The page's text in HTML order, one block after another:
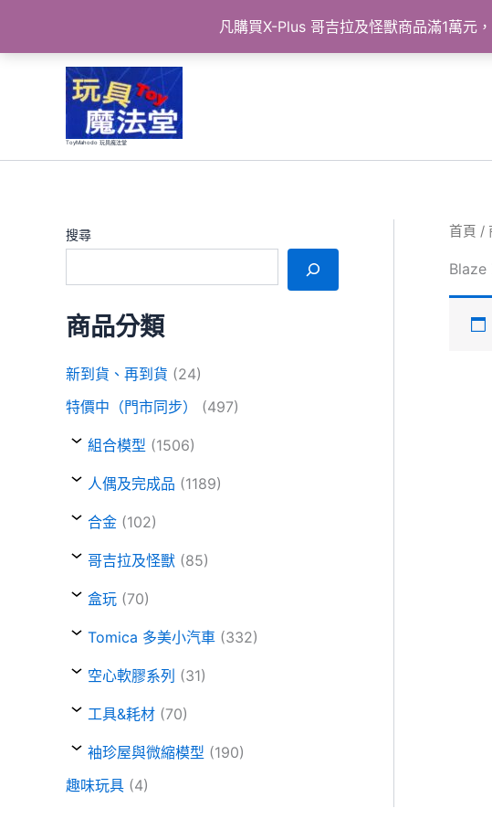
凡購買X-Plus 哥吉拉及怪獸商品滿1萬元
內
ToyMahodo 玩具魔法堂
搜尋
商品分類
新到貨、再到貨 (24)
特價中（門市同步）
(497)
組合模型 (1506)
人偶及完成品 (1189)
合金 (102)
哥吉拉及怪獸 (85)
盒玩 (70)
Tomica 多美小汽車 (332)
空心軟膠系列 (31)
工具&耗材 (70)
袖珍屋與微縮模型 (190)
趣味玩具 (4)
首頁 /
Blaze